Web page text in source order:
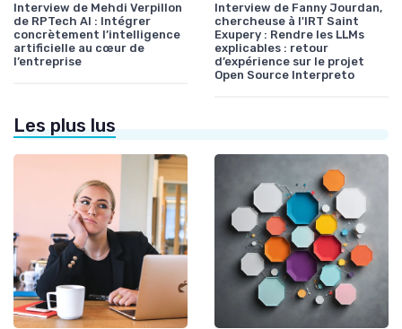
Interview de Mehdi Verpillon
de RPTech AI : Intégrer
concrètement l’intelligence
artificielle au cœur de
l’entreprise
Interview de Fanny Jourdan,
chercheuse à l'IRT Saint
Exupery : Rendre les LLMs
explicables : retour
d’expérience sur le projet
Open Source Interpreto
Les plus lus